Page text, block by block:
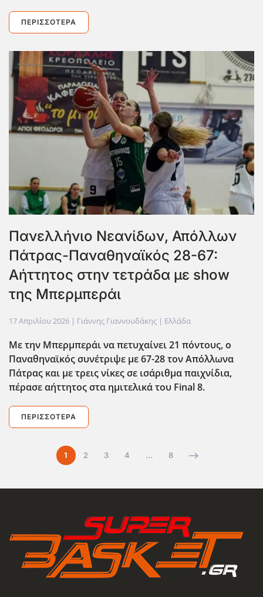
ΠΕΡΙΣΣΌΤΕΡΑ
Πανελλήνιο Νεανίδων, Απόλλων
Πάτρας-Παναθηναϊκός 28-67:
Αήττητος στην τετράδα με show
της Μπερμπεράι
17 Απριλίου 2026 | Γιάννης Γιαννουδάκης | Ελλάδα
Με την Μπερμπεράι να πετυχαίνει 21 πόντους, ο
Παναθηναϊκός συνέτριψε με 67-28 τον Απόλλωνα
Πάτρας και με τρεις νίκες σε ισάριθμα παιχνίδια,
πέρασε αήττητος στα ημιτελικά του Final 8.
ΠΕΡΙΣΣΌΤΕΡΑ
1 2 3 4 … 8